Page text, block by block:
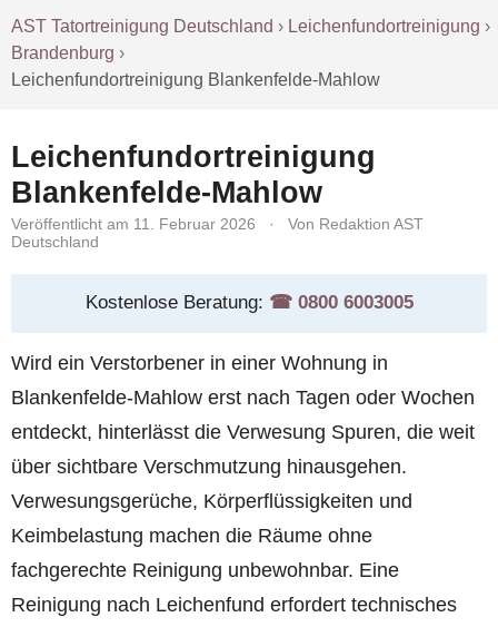
AST Tatortreinigung Deutschland › Leichenfundortreinigung ›
Brandenburg ›
Leichenfundortreinigung Blankenfelde-Mahlow
Leichenfundortreinigung
Blankenfelde-Mahlow
Veröffentlicht am 11. Februar 2026 ·
Von Redaktion AST
Deutschland
Kostenlose Beratung: ☎︎ 0800 6003005
Wird ein Verstorbener in einer Wohnung in
Blankenfelde-Mahlow erst nach Tagen oder Wochen
entdeckt, hinterlässt die Verwesung Spuren, die weit
über sichtbare Verschmutzung hinausgehen.
Verwesungsgerüche, Körperflüssigkeiten und
Keimbelastung machen die Räume ohne
fachgerechte Reinigung unbewohnbar. Eine
Reinigung nach Leichenfund erfordert technisches